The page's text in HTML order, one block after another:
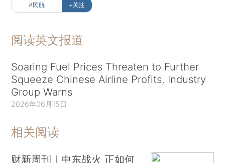
#民航 +关注
阅读英文报道
Soaring Fuel Prices Threaten to Further
Squeeze Chinese Airline Profits, Industry
Group Warns
2026年06月15日
相关阅读
财新周刊｜中东战火 正如何